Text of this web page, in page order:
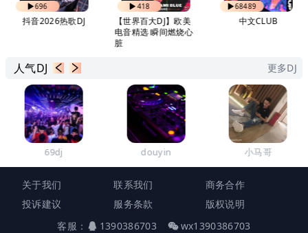
696
抖音2026热歌DJ
418
【世界百大DJ】欧美
电音精选 瞬间燃烧心
脏
68489
中文CLUB
人气DJ 更多DJ
69dj douyin 小马哥
关于我们 联系我们
商务合作
投诉建议
服务条款
版权说明
客服：
1390386703 wx1390386703